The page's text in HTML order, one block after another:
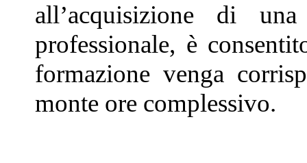
all’acquisizione di
professionale, è
formazione venga
monte ore complessivo.